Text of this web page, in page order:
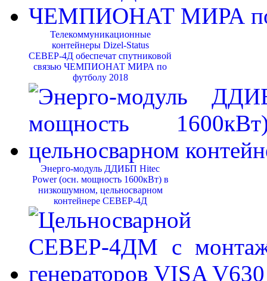
Телекоммуникационные
контейнеры Dizel-Status
СЕВЕР-4Д обеспечат спутниковой
связью ЧЕМПИОНАТ МИРА по
футболу 2018
Энерго-модуль ДДИБП Hitec
Power (осн. мощность 1600кВт) в
низкошумном, цельносварном
контейнере СЕВЕР-4Д